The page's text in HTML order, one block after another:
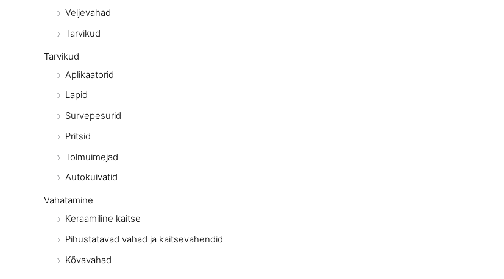
Veljevahad
Tarvikud
Tarvikud
Aplikaatorid
Lapid
Survepesurid
Pritsid
Tolmuimejad
Autokuivatid
Vahatamine
Keraamiline kaitse
Pihustatavad vahad ja kaitsevahendid
Kõvavahad